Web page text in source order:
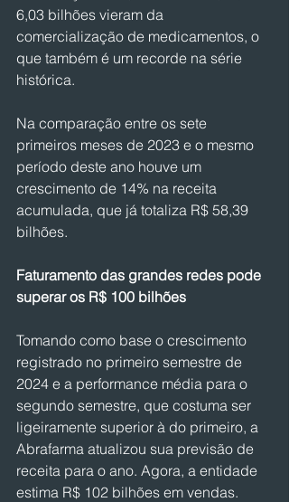
6,03 bilhões vieram da
comercialização de medicamentos, o
que também é um recorde na série
histórica.
Na comparação entre os sete
primeiros meses de 2023 e o mesmo
período deste ano houve um
crescimento de 14% na receita
acumulada, que já totaliza R$ 58,39
bilhões.
Faturamento das grandes redes pode
superar os R$ 100 bilhões
Tomando como base o crescimento
registrado no primeiro semestre de
2024 e a performance média para o
segundo semestre, que costuma ser
ligeiramente superior à do primeiro, a
Abrafarma atualizou sua previsão de
receita para o ano. Agora, a entidade
estima R$ 102 bilhões em vendas.